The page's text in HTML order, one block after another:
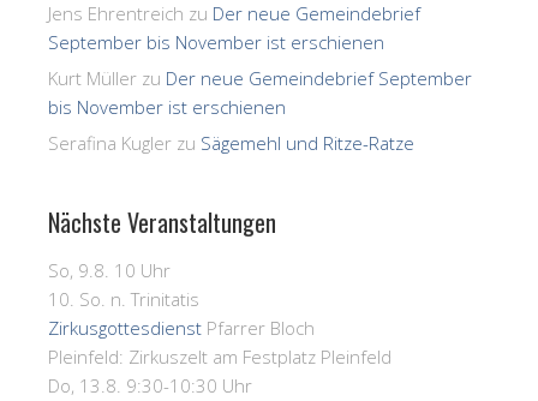
Jens Ehrentreich zu Der neue Gemeindebrief
September bis November ist erschienen
Kurt Müller zu Der neue Gemeindebrief September
bis November ist erschienen
Serafina Kugler zu Sägemehl und Ritze-Ratze
Nächste Veranstaltungen
So, 9.8. 10 Uhr
10. So. n. Trinitatis
Zirkusgottesdienst Pfarrer Bloch
Pleinfeld: Zirkuszelt am Festplatz Pleinfeld
Do, 13.8. 9:30-10:30 Uhr